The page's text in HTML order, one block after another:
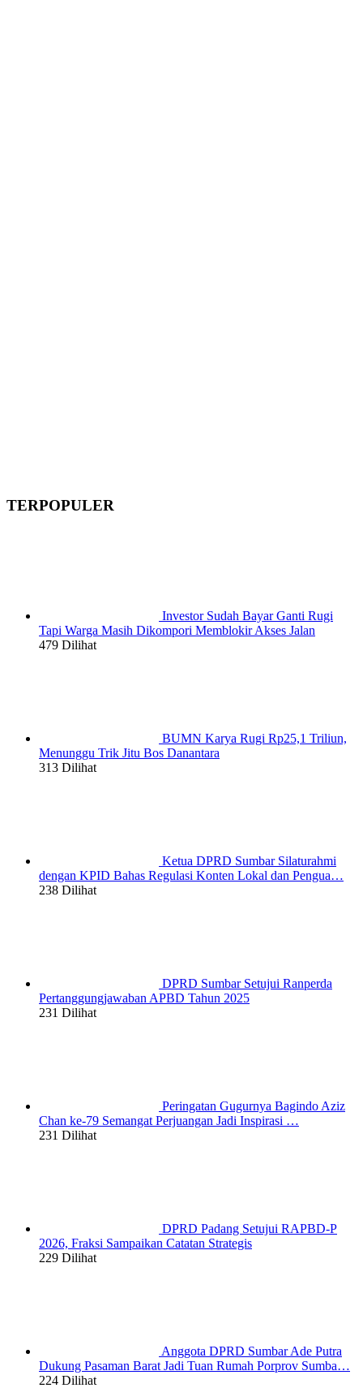
TERPOPULER
Investor Sudah Bayar Ganti Rugi
Tapi Warga Masih Dikompori Memblokir Akses Jalan
479 Dilihat
BUMN Karya Rugi Rp25,1 Triliun,
Menunggu Trik Jitu Bos Danantara
313 Dilihat
Ketua DPRD Sumbar Silaturahmi
dengan KPID Bahas Regulasi Konten Lokal dan Pengua…
238 Dilihat
DPRD Sumbar Setujui Ranperda
Pertanggungjawaban APBD Tahun 2025
231 Dilihat
Peringatan Gugurnya Bagindo Aziz
Chan ke-79 Semangat Perjuangan Jadi Inspirasi …
231 Dilihat
DPRD Padang Setujui RAPBD-P
2026, Fraksi Sampaikan Catatan Strategis
229 Dilihat
Anggota DPRD Sumbar Ade Putra
Dukung Pasaman Barat Jadi Tuan Rumah Porprov Sumba…
224 Dilihat